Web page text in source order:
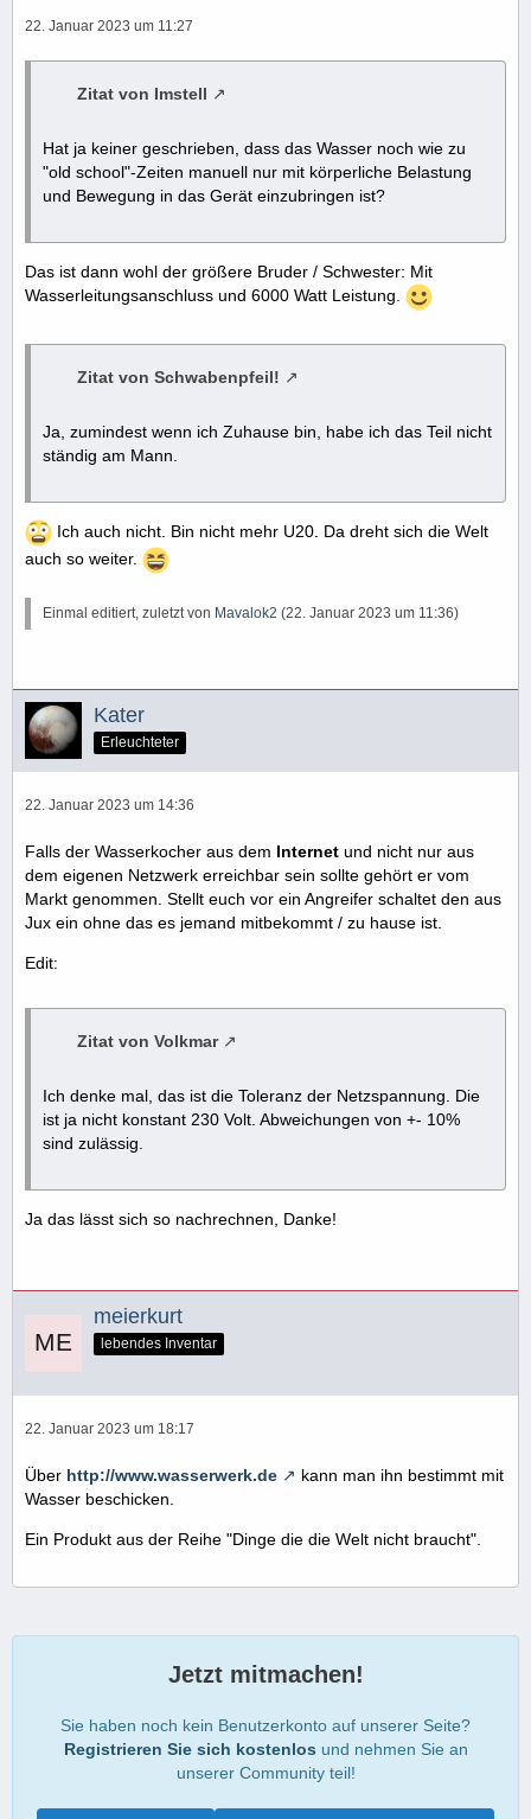
22. Januar 2023 um 11:27
Zitat von Imstell
Hat ja keiner geschrieben, dass das Wasser noch wie zu
"old school"-Zeiten manuell nur mit körperliche Belastung
und Bewegung in das Gerät einzubringen ist?
Das ist dann wohl der größere Bruder / Schwester: Mit
Wasserleitungsanschluss und 6000 Watt Leistung.
Zitat von Schwabenpfeil!
Ja, zumindest wenn ich Zuhause bin, habe ich das Teil nicht
ständig am Mann.
Ich auch nicht. Bin nicht mehr U20. Da dreht sich die Welt
auch so weiter.
Einmal editiert, zuletzt von Mavalok2 (22. Januar 2023 um 11:36)
Kater
Erleuchteter
22. Januar 2023 um 14:36
Falls der Wasserkocher aus dem Internet und nicht nur aus
dem eigenen Netzwerk erreichbar sein sollte gehört er vom
Markt genommen. Stellt euch vor ein Angreifer schaltet den aus
Jux ein ohne das es jemand mitbekommt / zu hause ist.
Edit:
Zitat von Volkmar
Ich denke mal, das ist die Toleranz der Netzspannung. Die
ist ja nicht konstant 230 Volt. Abweichungen von +- 10%
sind zulässig.
Ja das lässt sich so nachrechnen, Danke!
meierkurt
lebendes Inventar
22. Januar 2023 um 18:17
Über http://www.wasserwerk.de
kann man ihn bestimmt mit
Wasser beschicken.
Ein Produkt aus der Reihe "Dinge die die Welt nicht braucht".
Jetzt mitmachen!
Sie haben noch kein Benutzerkonto auf unserer Seite?
Registrieren Sie sich kostenlos und nehmen Sie an
unserer Community teil!